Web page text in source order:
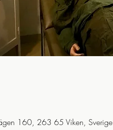
160, 263 65 Viken, Sverige